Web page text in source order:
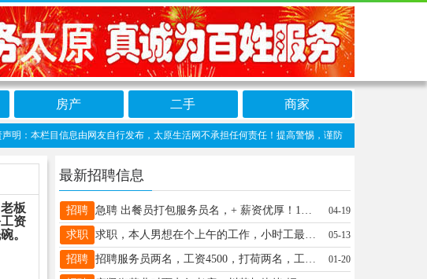
房产 二手 商家
：本栏目信息由网友自行发布，太原生活网不承担任何责任！提高警惕，谨防诈骗！做推广、做信息
板
资
。
最新招聘信息
招聘 急聘 出餐员打包服务员名，+ 薪资优厚！1、如果你年龄在 20-40岁之间，想找一份稳定且福利好的工作，那这份岗位千万别错过！我们期待你的加入。2工作时间：工资4-5千，工作地点：府西街，体育馆、如果你符合上述条件，对这份工作感兴趣，欢迎拨打联系方式17685699899咨询详情，赶紧行动起来吧！ 04-19
求职 求职，本人男想在个上午的工作，小时工最好，体育路坞城花园附近，联系电话18636827873 05-13
招聘 招聘服务员两名，工资4500，打荷两名，工资4000-4500，地址：晋源区，联系方式：13934164606 01-20